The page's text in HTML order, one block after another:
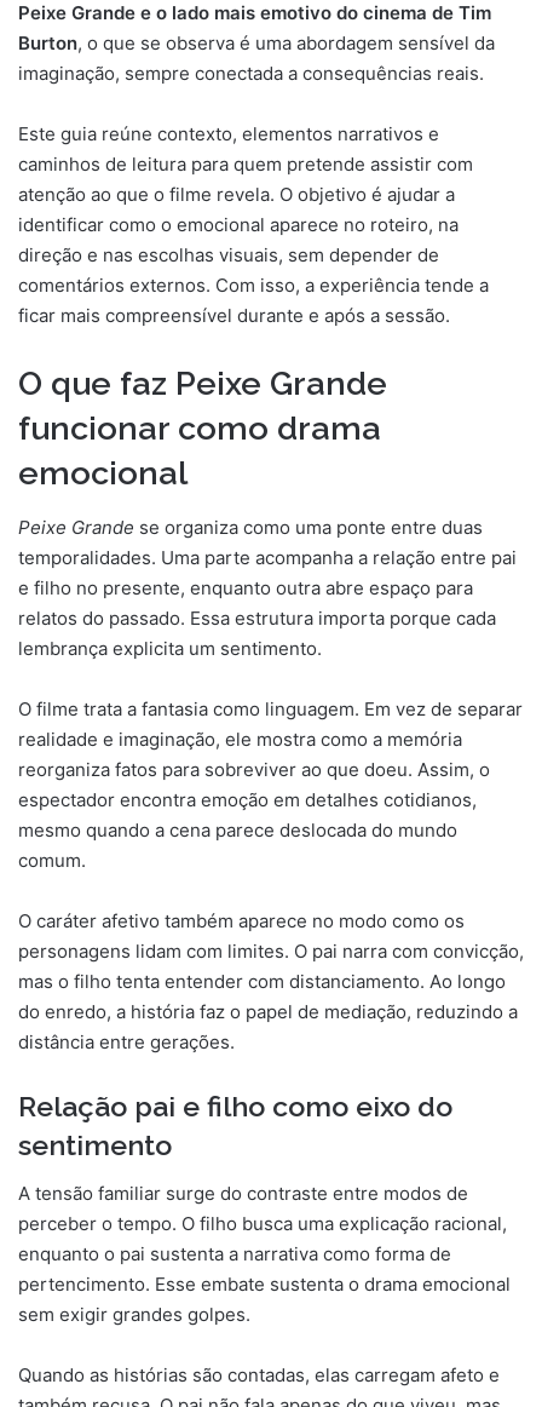
Peixe Grande e o lado mais emotivo do cinema de Tim
Burton, o que se observa é uma abordagem sensível da
imaginação, sempre conectada a consequências reais.
Este guia reúne contexto, elementos narrativos e
caminhos de leitura para quem pretende assistir com
atenção ao que o filme revela. O objetivo é ajudar a
identificar como o emocional aparece no roteiro, na
direção e nas escolhas visuais, sem depender de
comentários externos. Com isso, a experiência tende a
ficar mais compreensível durante e após a sessão.
O que faz Peixe Grande
funcionar como drama
emocional
Peixe Grande se organiza como uma ponte entre duas
temporalidades. Uma parte acompanha a relação entre pai
e filho no presente, enquanto outra abre espaço para
relatos do passado. Essa estrutura importa porque cada
lembrança explicita um sentimento.
O filme trata a fantasia como linguagem. Em vez de separar
realidade e imaginação, ele mostra como a memória
reorganiza fatos para sobreviver ao que doeu. Assim, o
espectador encontra emoção em detalhes cotidianos,
mesmo quando a cena parece deslocada do mundo
comum.
O caráter afetivo também aparece no modo como os
personagens lidam com limites. O pai narra com convicção,
mas o filho tenta entender com distanciamento. Ao longo
do enredo, a história faz o papel de mediação, reduzindo a
distância entre gerações.
Relação pai e filho como eixo do
sentimento
A tensão familiar surge do contraste entre modos de
perceber o tempo. O filho busca uma explicação racional,
enquanto o pai sustenta a narrativa como forma de
pertencimento. Esse embate sustenta o drama emocional
sem exigir grandes golpes.
Quando as histórias são contadas, elas carregam afeto e